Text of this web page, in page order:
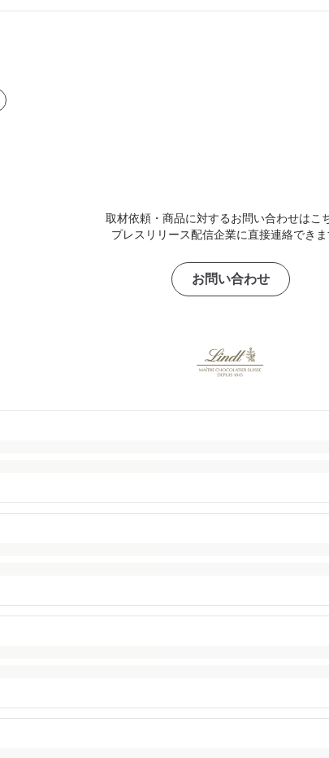
取材依頼・商品に対するお問い合わせはこ
プレスリリース配信企業に直接連絡できま
お問い合わせ